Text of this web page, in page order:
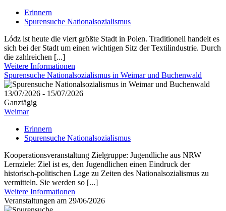
Erinnern
Spurensuche Nationalsozialismus
Lódz ist heute die viert größte Stadt in Polen. Traditionell handelt es
sich bei der Stadt um einen wichtigen Sitz der Textilindustrie. Durch
die zahlreichen [...]
Weitere Informationen
Spurensuche Nationalsozialismus in Weimar und Buchenwald
13/07/2026 - 15/07/2026
Ganztägig
Weimar
Erinnern
Spurensuche Nationalsozialismus
Kooperationsveranstaltung Zielgruppe: Jugendliche aus NRW
Lernziele: Ziel ist es, den Jugendlichen einen Eindruck der
historisch-politischen Lage zu Zeiten des Nationalsozialismus zu
vermitteln. Sie werden so [...]
Weitere Informationen
Veranstaltungen am 29/06/2026